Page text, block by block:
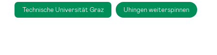
Technische Universität Graz Uhingen weiterspinnen